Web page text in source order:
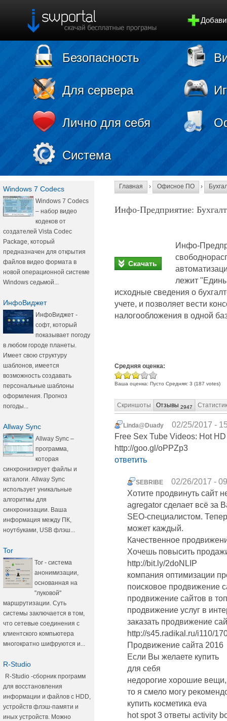
Безопасность
Для сервера
Лично для себя
Система
Windows 7 Codecs
Windows 7 Codecs
– набор видео
кодеков от
создателей Vista Codec
Package, который
предназначен для открытия
файлов видео формата в
новой операционной системе
Windows седьмой...
ИнфоВиджет
ИнфоВиджет -
софт, который
показывает погоду
в любом городе планеты.
Имеет свою структуру
шаблонов, имеется
возможность создавать
персональные шаблоны
оформления. Прогноз
погоды...
Allway Sync
Allway Sync –
программа,
которая
синхронизирует файлы и
каталоги. Allway Sync
использует уникальные
алгоритмы для
синхронизации. Ваша
информация между ПК,
ноутбуками, USB флэш...
Tor
Tor - система
анонимизации,
основанная на
"луковой"
маршрутизации. Суть
системы заключается в том,
что сетевые соединения с
клиентского компьютера
многократно шифруются и...
R-Studio
R-Studio -сборник программ
для восстановления
информации и файлов с HDD,
устройств флэш-памяти и
иных устройств. Можно
Главная › Офисное ПО ›
Инфо-Предприятие:
Скачать
Инфо-
лежит
исходные сведения о
учете, и позволяет вести
налогообложения в одной
Средняя оценка:
Ваша оценка: Пусто Средняя: 3 (187 votes)
Скриншоты Отзывы 2947
Linda@Duady
02/25/2017 -
Free Sex Tube Videos: Hot
http://goo.gl/oPPZp3
ответить
SEBRIBE
02/26/2017 -
Хотите продвинуть сайт
agregator сделает всё за
SEO-специалистом.
может каждый.
Качественное
Хочешь повысить
http://bit.ly/2doNLIP
компания оптимизации
поисковое продвижение
продвижение сайтов в
продвижение услуг в
заказать продвижение
http://s45.radikal.ru/i110/
Продвижение сайта 2016
Если Вы желаете купить
для себя
недорогие хорошие вещи,
то я смело могу
купить косметика eva
hot spot 3 ответы activity